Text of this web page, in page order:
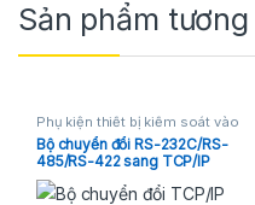
Sản phẩm
Phụ kiện thiết bị kiểm soát vào
ra
Bộ chuyển đổi RS-232C/RS-
485/RS-422 sang TCP/IP
Ethernet Converter Pegasus
PC-T235P-2